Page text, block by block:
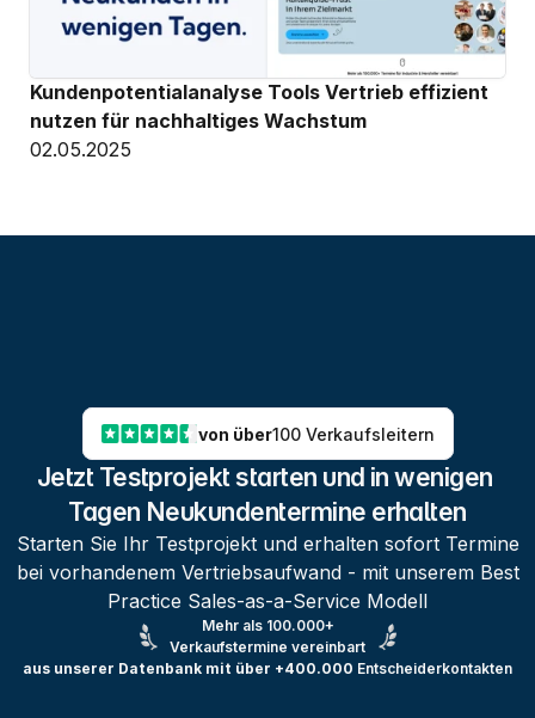
Kundenpotentialanalyse Tools Vertrieb effizient
nutzen für nachhaltiges Wachstum
02.05.2025
von über100 Verkaufsleitern
Jetzt Testprojekt starten und in wenigen
Tagen Neukundentermine erhalten
Starten Sie Ihr Testprojekt und erhalten sofort Termine
bei vorhandenem Vertriebsaufwand - mit unserem Best
Practice Sales-as-a-Service Modell
Mehr als 100.000+
Verkaufstermine vereinbart
aus unserer Datenbank mit über +400.000 Entscheiderkontakten